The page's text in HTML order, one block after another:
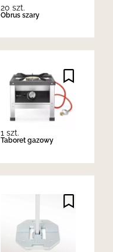
20 szt.
Obrus szary
1 szt.
Taboret gazowy